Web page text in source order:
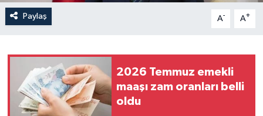
Paylaş A- A+
2026 Temmuz emekli
maaşı zam oranları belli
oldu